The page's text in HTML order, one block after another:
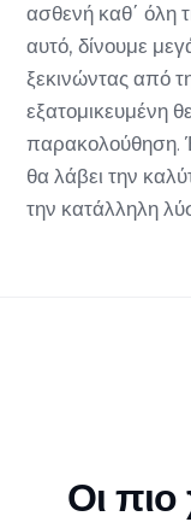
ασθενή καθ΄ όλη
αυτό, δίνουμε
ξεκινώντας από
εξατομικευμένη
παρακολούθηση.
θα λάβει την
την κατάλληλη
Οι πιο